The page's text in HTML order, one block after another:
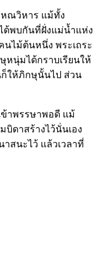
หณวิหาร แม้ทั้ง
ด้พบกันที่ฝั่งแม่น้ำแห่ง
ไม้ต้นหนึ่ง พระเถระ
นุ่มได้กราบเรียนให้
ให้ภิกษุนั้นไป ส่วน
าพรรษาพอดี แม้
ดาสร้างไว้นั่นเอง
สนะไว้ แล้วเวลาที่